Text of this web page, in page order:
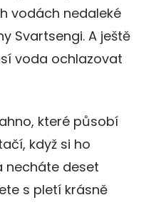
vodách nedaleké
Svartsengi. A ještě
voda ochlazovat
které působí
když si ho
necháte deset
s pletí krásně